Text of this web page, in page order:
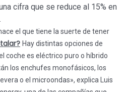
cifra que se reduce al 15% en
el que tiene la suerte de tener
Hay distintas opciones de
coche es eléctrico puro o híbrido
los enchufes monofásicos, los
o el microondas», explica Luis